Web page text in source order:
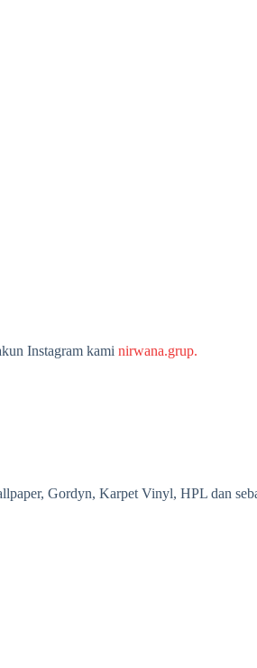
Instagram kami nirwana.grup.
Gordyn, Karpet Vinyl, HPL dan